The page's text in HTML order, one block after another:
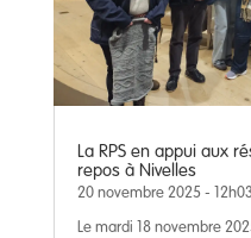
La RPS en appui aux
repos à Nivelles
20 novembre 2025 - 12h03
Le mardi 18 novembre